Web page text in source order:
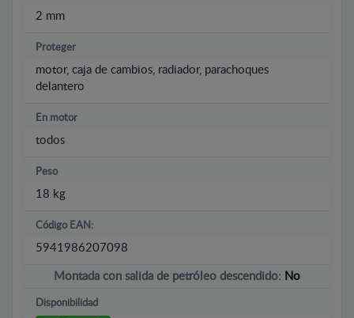
2 mm
Proteger
motor, caja de cambios, radiador, parachoques
delantero
En motor
todos
Peso
18 kg
Código EAN:
5941986207098
Montada con salida de petróleo descendido: No
Disponibilidad